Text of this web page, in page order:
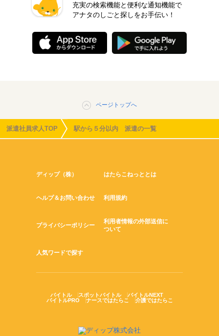
充実の検索機能と便利な通知機能で
アナタのしごと探しをお手伝い！
ページトップへ
派遣社員求人TOP 駅から５分以内 派遣の一覧
ディップ（株） はたらこねっととは
ヘルプ＆お問い合わせ 利用規約
プライバシーポリシー
利用者情報の外部送信に
ついて
人気ワードで探す
バイトル スポットバイトル
バイトルNEXT
バイトルPRO
ナースではたらこ 介護ではたらこ